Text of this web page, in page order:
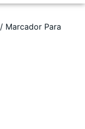
/ Marcador Para